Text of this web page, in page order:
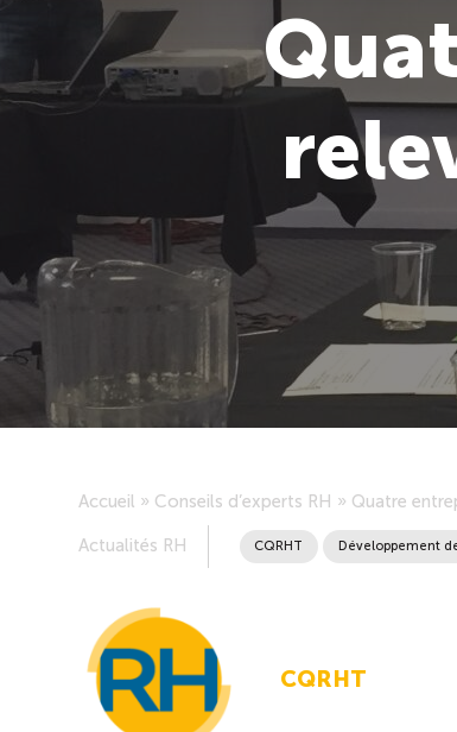
Accueil » Conseils d’experts RH » Quatre
Actualités RH CQRHT Développement
CQRHT